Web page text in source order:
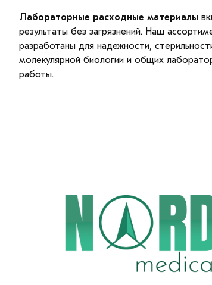
Лабораторные расходные материалы
результаты без загрязнений. Наш
разработаны для надежности,
молекулярной биологии и общих
работы.